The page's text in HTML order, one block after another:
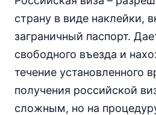
страну в виде наклейки,
заграничный паспорт.
свободного въезда и
течение установленного
получения российской
сложным, но на